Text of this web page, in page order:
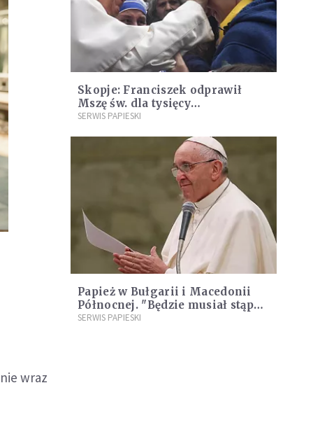
wraz
Skopje: Franciszek odprawił
Mszę św. dla tysięcy
Macedończyków
SERWIS PAPIESKI
Papież w Bułgarii i Macedonii
Północnej. "Będzie musiał stąpać
po cienkim lodzie"
SERWIS PAPIESKI